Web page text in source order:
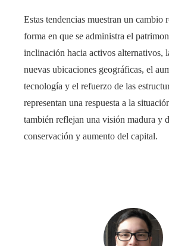
Estas tendencias muestran un cambio
forma en que se administra el
inclinación hacia activos alternativos,
nuevas ubicaciones geográficas, el
tecnología y el refuerzo de las
representan una respuesta a la
también reflejan una visión madura y
conservación y aumento del capital.